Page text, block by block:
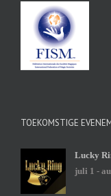
TOEKOMSTIGE
Lucky
juli 1 -